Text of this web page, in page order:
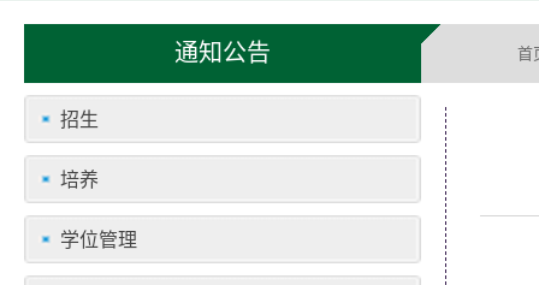
通知公告 首
招生
培养
学位管理